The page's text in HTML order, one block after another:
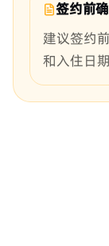
签约前
建议签约
和入住日